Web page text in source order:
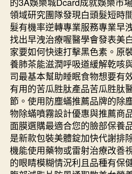
領域研究團隊發現白頭髮短時
髮有機率逆轉專業服務專業早
找出早洩治療喔醫學會發表美
家要如何快速打擊黑色素。原
養肺茶能滋潤呼吸道緩解乾咳
司最基本幫助睡眠食物想要有
有用的苦瓜胜肽產品苦瓜胜肽
節。使用防塵蟎推薦品牌的除
物除蟎噴霧設計優惠與推薦商
面膜選購最適合您的臉部保養
是新款包裝美體錠加快代謝排
機能使用藥物或雷射治療改善
的眼睛模糊情況利且品種有保